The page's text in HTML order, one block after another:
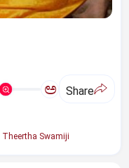
ಅ Share
Theertha Swamiji